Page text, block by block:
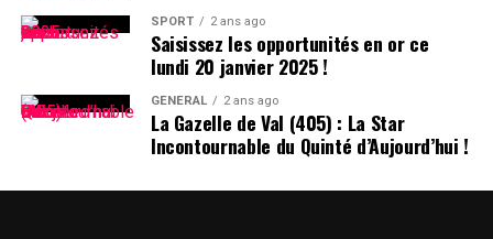
SPORT 2 ans ago
Saisissez les opportunités en or ce
lundi 20 janvier 2025 !
GÉNÉRAL 2 ans ago
La Gazelle de Val (405) : La Star
Incontournable du Quinté d’Aujourd’hui !